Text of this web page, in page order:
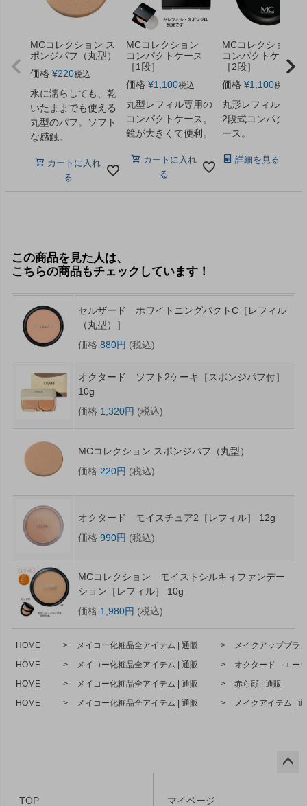
MCコレクション ス
ポンジパフ（丸型）
価格 ¥220税込
水に濡らしても、乾
いたままでも使える
丸型のパフ。ソフト
な感触。
カートに入れ
る
MCコレクション
コンパクトケース
［1段］
価格 ¥1,100税込
丸型レフィル専用の
コンパクトケース。
鏡が大きくて便利。
カートに入れ
る
MCコレクション
コンパクトケース
［2段］
価格 ¥1,100税込
丸形レフィル専用
2段式コンパクトケ
ース。
詳細を見る
この商品を見た人は、
こちらの商品もチェックしています！
セルザード ホワイトニングパクトC［レフィル
（丸型）］
価格 880円 (税込)
オクタード ソフト2ケーキ［スポンジパフ付］
10g
価格 1,320円 (税込)
MCコレクション スポンジパフ（丸型）
価格 220円 (税込)
オクタード モイスチュア2［レフィル］ 12g
価格 990円 (税込)
MCコレクション モイストシルキィファンデー
ション［レフィル］ 10g
価格 1,980円 (税込)
HOME メイコー化粧品全アイテム | 通販
メイクアップブラ
HOME
メイコー化粧品全アイテム | 通販
オクタード エー
HOME
メイコー化粧品全アイテム | 通販
赤ら顔 | 通販
HOME
メイコー化粧品全アイテム | 通販 メイクアイテム |
TOP マイページ